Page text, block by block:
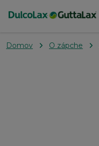
Produkty
Domov O zápche